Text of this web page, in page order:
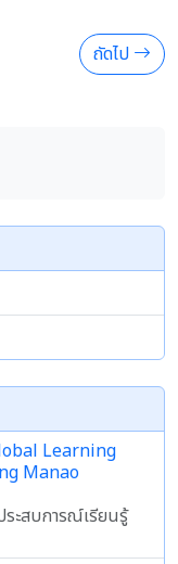
ถัดไป
Learning
Manao
ระสบการณ์เรียนรู้